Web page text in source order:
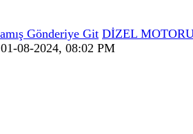
DİZEL
01-08-2024, 08:02 PM